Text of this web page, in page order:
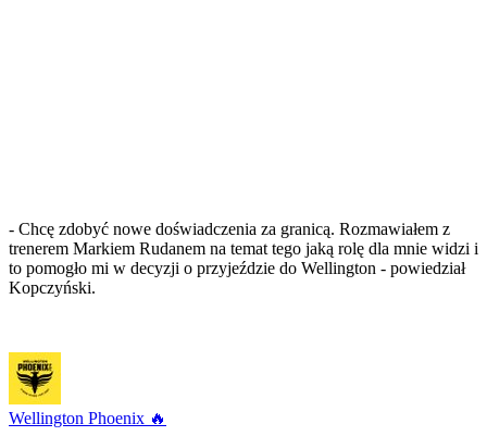
- Chcę zdobyć nowe doświadczenia za granicą. Rozmawiałem z
trenerem Markiem Rudanem na temat tego jaką rolę dla mnie widzi i
to pomogło mi w decyzji o przyjeździe do Wellington - powiedział
Kopczyński.
Wellington Phoenix 🔥